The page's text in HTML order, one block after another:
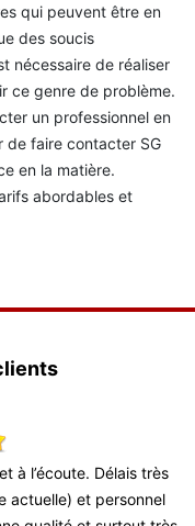
qui peuvent être en
des soucis
nécessaire de réaliser
ce genre de problème.
un professionnel en
de faire contacter SG
en la matière.
abordables et
volets. Conseils
volets rapide. Je